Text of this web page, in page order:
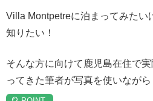
Villa Montpetreに泊まってみたい
知りたい！
そんな方に向けて鹿児島在住で
ってきた筆者が写真を使いながら